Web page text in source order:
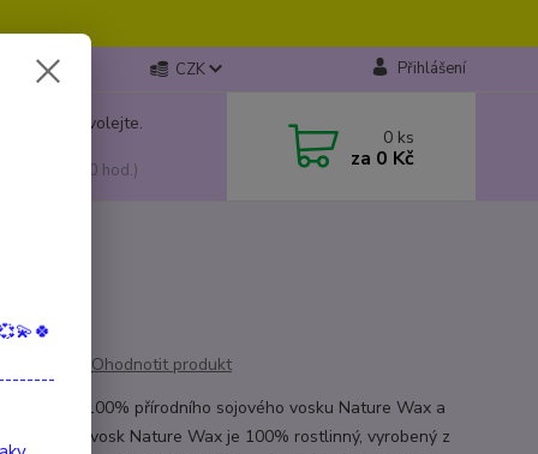
CZK Přihlášení
rady? Zavolejte.
10:00-15:00 hod.)
0 ks
za 0 Kč
Ohodnotit produkt
z 100% přírodního sojového vosku Nature Wax a
Sojový vosk Nature Wax je 100% rostlinný, vyrobený z